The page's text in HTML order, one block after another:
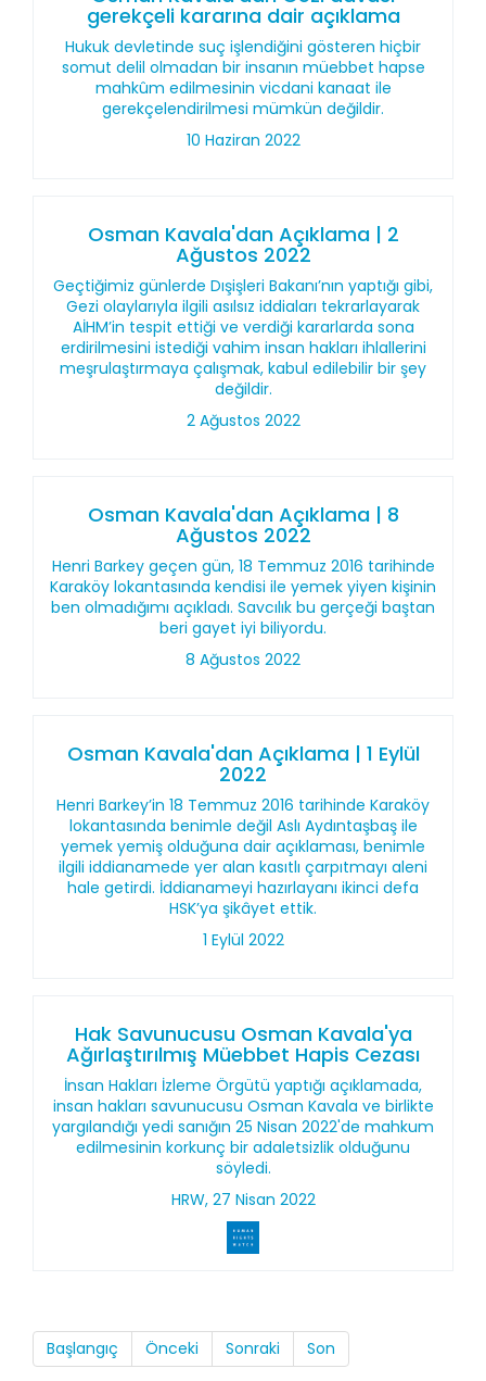
gerekçeli kararına dair açıklama
Hukuk devletinde suç işlendiğini gösteren hiçbir
somut delil olmadan bir insanın müebbet hapse
mahkûm edilmesinin vicdani kanaat ile
gerekçelendirilmesi mümkün değildir.
10 Haziran 2022
Osman Kavala'dan Açıklama | 2
Ağustos 2022
Geçtiğimiz günlerde Dışişleri Bakanı’nın yaptığı gibi,
Gezi olaylarıyla ilgili asılsız iddiaları tekrarlayarak
AİHM’in tespit ettiği ve verdiği kararlarda sona
erdirilmesini istediği vahim insan hakları ihlallerini
meşrulaştırmaya çalışmak, kabul edilebilir bir şey
değildir.
2 Ağustos 2022
Osman Kavala'dan Açıklama | 8
Ağustos 2022
Henri Barkey geçen gün, 18 Temmuz 2016 tarihinde
Karaköy lokantasında kendisi ile yemek yiyen kişinin
ben olmadığımı açıkladı. Savcılık bu gerçeği baştan
beri gayet iyi biliyordu.
8 Ağustos 2022
Osman Kavala'dan Açıklama | 1 Eylül
2022
Henri Barkey’in 18 Temmuz 2016 tarihinde Karaköy
lokantasında benimle değil Aslı Aydıntaşbaş ile
yemek yemiş olduğuna dair açıklaması, benimle
ilgili iddianamede yer alan kasıtlı çarpıtmayı aleni
hale getirdi. İddianameyi hazırlayanı ikinci defa
HSK’ya şikâyet ettik.
1 Eylül 2022
Hak Savunucusu Osman Kavala'ya
Ağırlaştırılmış Müebbet Hapis Cezası
İnsan Hakları İzleme Örgütü yaptığı açıklamada,
insan hakları savunucusu Osman Kavala ve birlikte
yargılandığı yedi sanığın 25 Nisan 2022'de mahkum
edilmesinin korkunç bir adaletsizlik olduğunu
söyledi.
HRW, 27 Nisan 2022
Başlangıç Önceki Sonraki Son